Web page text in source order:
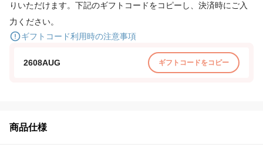
りいただけます。下記のギフトコードをコピーし、決済時にご入
力ください。
ギフトコード利用時の注意事項
2608AUG ギフトコードをコピー
商品仕様